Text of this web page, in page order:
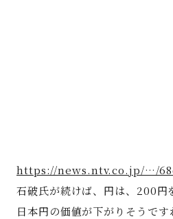
https://news.ntv.co.jp/…/
石破氏が続けば、円は、200円
日本円の価値が下がりそうです